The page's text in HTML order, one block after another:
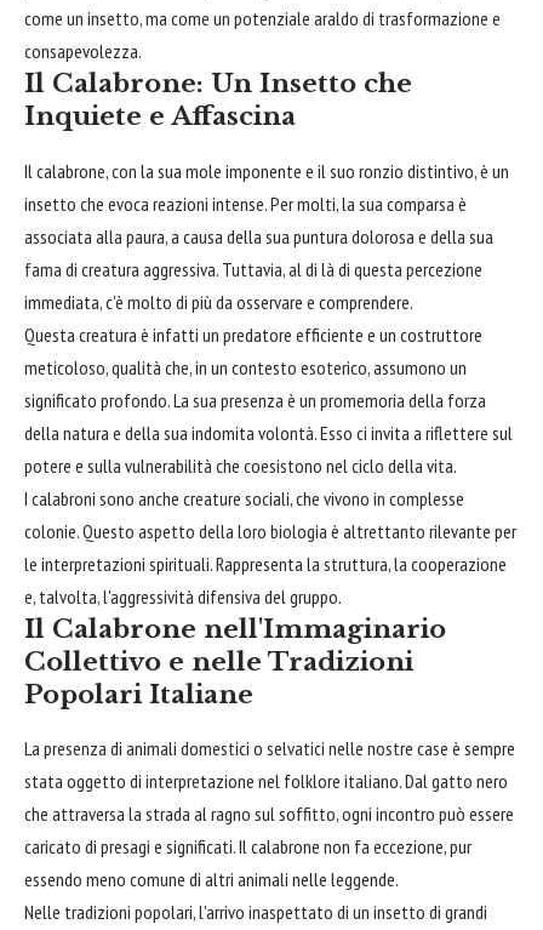
come un insetto, ma come un potenziale araldo di trasformazione e
consapevolezza.
Il Calabrone: Un Insetto che
Inquiete e Affascina
Il calabrone, con la sua mole imponente e il suo ronzio distintivo, è un
insetto che evoca reazioni intense. Per molti, la sua comparsa è
associata alla paura, a causa della sua puntura dolorosa e della sua
fama di creatura aggressiva. Tuttavia, al di là di questa percezione
immediata, c'è molto di più da osservare e comprendere.
Questa creatura è infatti un predatore efficiente e un costruttore
meticoloso, qualità che, in un contesto esoterico, assumono un
significato profondo. La sua presenza è un promemoria della forza
della natura e della sua indomita volontà. Esso ci invita a riflettere sul
potere e sulla vulnerabilità che coesistono nel ciclo della vita.
I calabroni sono anche creature sociali, che vivono in complesse
colonie. Questo aspetto della loro biologia è altrettanto rilevante per
le interpretazioni spirituali. Rappresenta la struttura, la cooperazione
e, talvolta, l'aggressività difensiva del gruppo.
Il Calabrone nell'Immaginario
Collettivo e nelle Tradizioni
Popolari Italiane
La presenza di animali domestici o selvatici nelle nostre case è sempre
stata oggetto di interpretazione nel folklore italiano. Dal gatto nero
che attraversa la strada al ragno sul soffitto, ogni incontro può essere
caricato di presagi e significati. Il calabrone non fa eccezione, pur
essendo meno comune di altri animali nelle leggende.
Nelle tradizioni popolari, l'arrivo inaspettato di un insetto di grandi